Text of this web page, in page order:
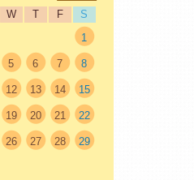
W T F
S
1
5 6 7 8
12 13 14 15
19 20 21 22
26 27 28 29